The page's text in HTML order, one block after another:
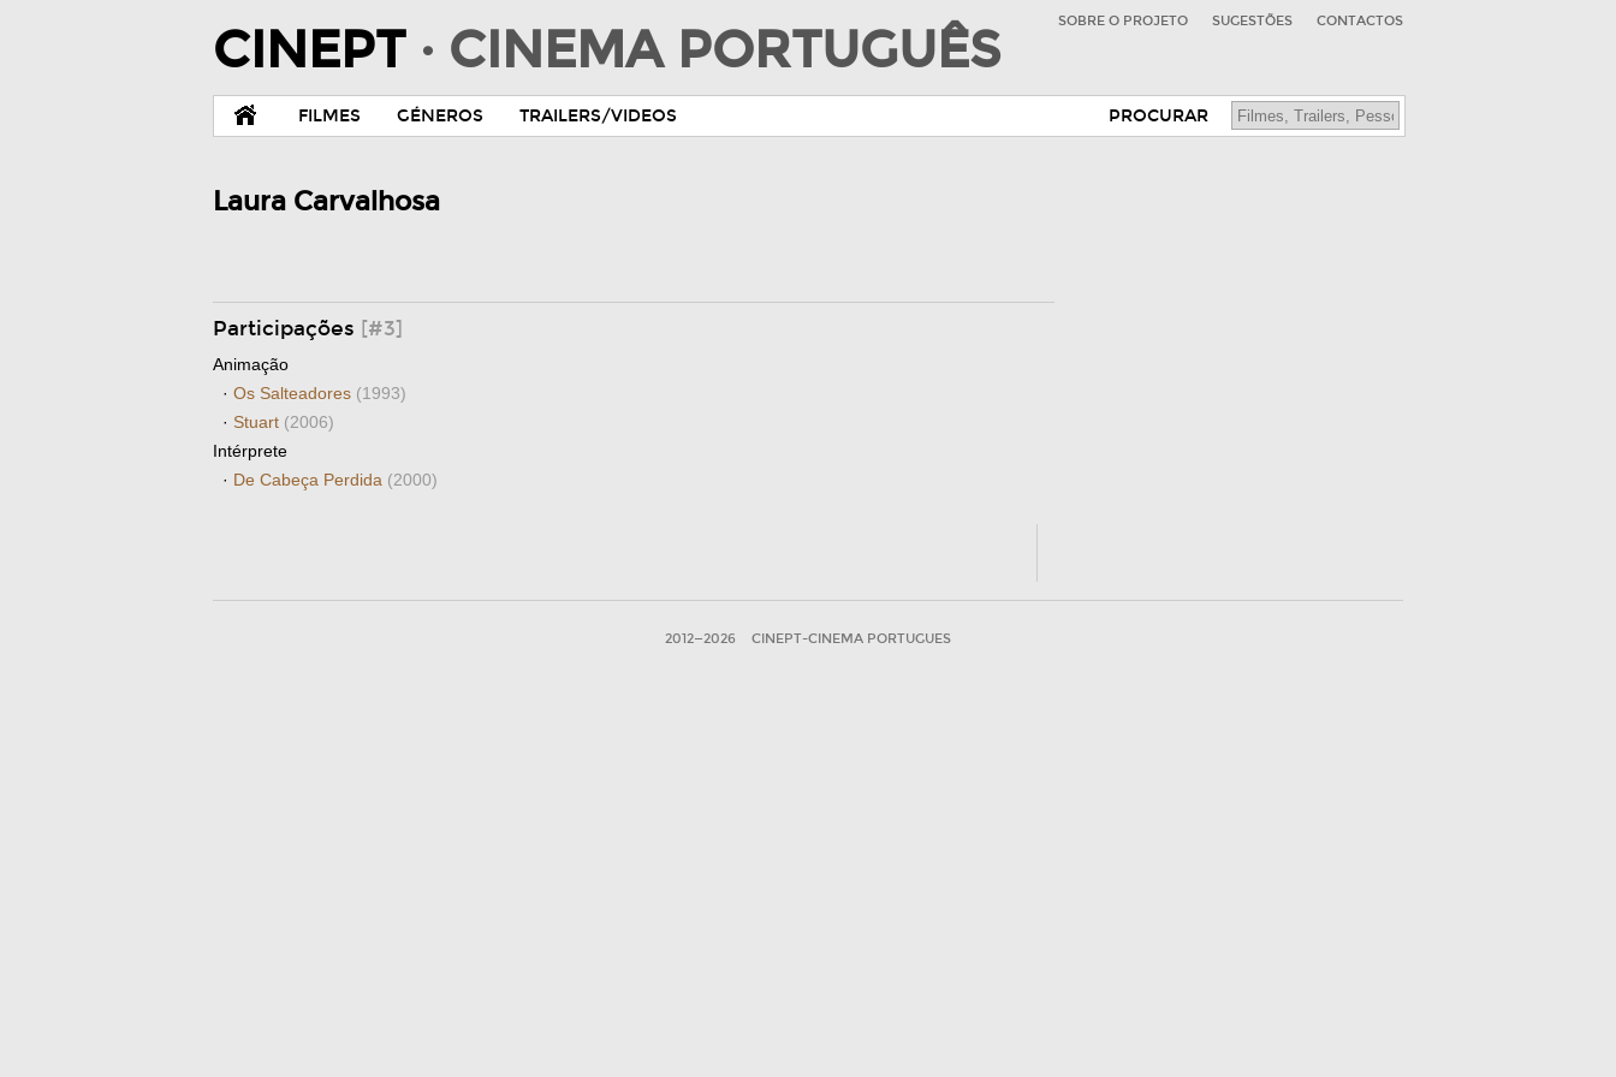
CINEPT · CINEMA PORTUGUÊS SOBRE O PROJETO SUGESTÕES CONTACTOS
FILMES GÉNEROS TRAILERS/VIDEOS PROCURAR
Laura Carvalhosa
Participações [#3]
Animação
· Os Salteadores (1993)
· Stuart (2006)
Intérprete
· De Cabeça Perdida (2000)
2012—2026 CINEPT-CINEMA PORTUGUES